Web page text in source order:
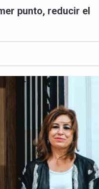
punto, reducir el